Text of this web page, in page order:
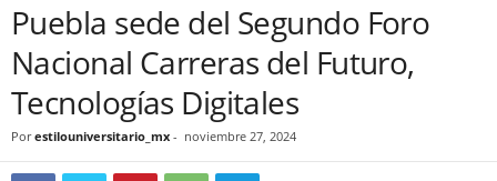
Puebla sede del Segundo Foro
Nacional Carreras del Futuro,
Tecnologías Digitales
Por estilouniversitario_mx - noviembre 27, 2024